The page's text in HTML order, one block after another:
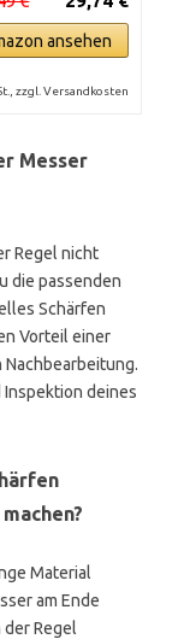
ansehen
zzgl. Versandkosten
Messer
Regel nicht
die passenden
Schärfen
Vorteil einer
Inspektion deines
Material
am Ende
Regel